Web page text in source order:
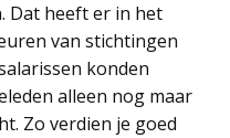
Dat heeft er in het
van stichtingen
konden
alleen nog maar
Zo verdien je goed